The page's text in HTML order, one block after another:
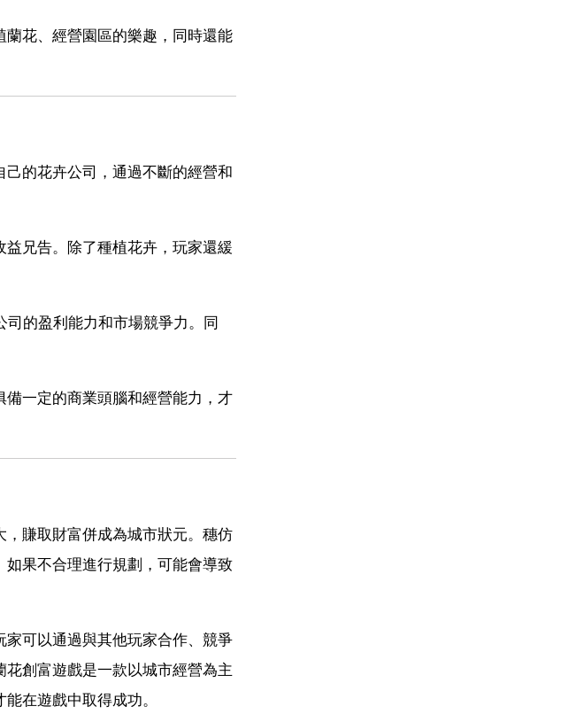
花、經營園區的樂趣，同時還能
的花卉公司，通過不斷的經營和
兄告。除了種植花卉，玩家還緩
的盈利能力和市場競爭力。同
一定的商業頭腦和經營能力，才
賺取財富併成為城市狀元。穗仿
果不合理進行規劃，可能會導致
可以通過與其他玩家合作、競爭
創富遊戲是一款以城市經營為主
在遊戲中取得成功。